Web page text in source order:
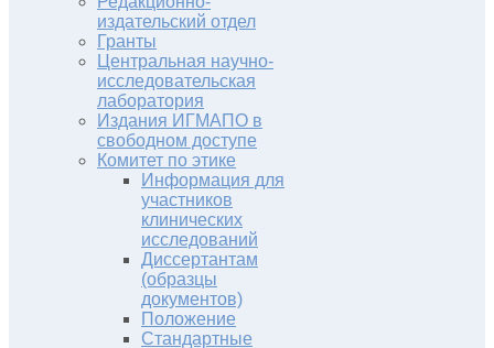
издательский отдел
Гранты
Центральная научно-
исследовательская
лаборатория
Издания ИГМАПО в
свободном доступе
Комитет по этике
Информация для
участников
клинических
исследований
Диссертантам
(образцы
документов)
Положение
Стандартные